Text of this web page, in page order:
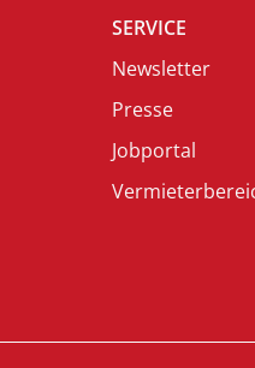
SERVICE
Newsletter
Presse
Jobportal